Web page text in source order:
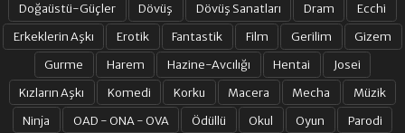
Doğaüstü-Güçler
Dövüş Dövüş Sanatları Dram
Ecchi
Erkeklerin Aşkı
Erotik Fantastik Film Gerilim
Gizem
Gurme
Harem Hazine-Avcılığı Hentai
Josei
Kızların Aşkı
Komedi Korku Macera Mecha
Müzik
Ninja
OAD - ONA - OVA Ödüllü Okul Oyun Parodi